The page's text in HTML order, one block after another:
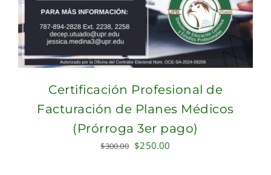
Certificación Profesional de
Facturación de Planes Médicos
(Prórroga 3er pago)
$300.00 Original
$250.00